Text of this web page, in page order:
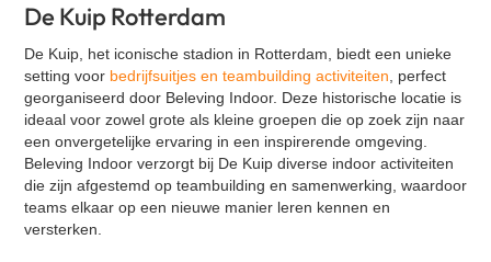
De Alleskunner XL
Quiz - Winter / Kerst
Klassieke Bingo
Street art workshop
VR Escape Room - La Casa de Dinero
Oud Hollandse spellen
Cocktail workshop
Blog
Contact
De Kuip Rotterdam
De Kuip, het iconische stadion in Rotterdam, biedt een unieke
setting voor bedrijfsuitjes en teambuilding activiteiten, perfect
georganiseerd door Beleving Indoor. Deze historische locatie is
ideaal voor zowel grote als kleine groepen die op zoek zijn naar
een onvergetelijke ervaring in een inspirerende omgeving.
Beleving Indoor verzorgt bij De Kuip diverse indoor activiteiten
die zijn afgestemd op teambuilding en samenwerking, waardoor
teams elkaar op een nieuwe manier leren kennen en
versterken.